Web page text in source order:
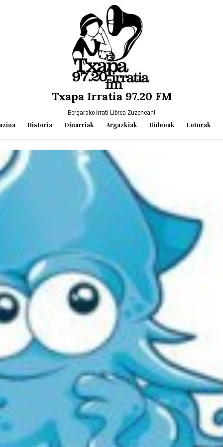
Txapa Irratia 97.20 FM
Bergarako Irrati Librea Zuzenean!
Historia Oinarriak Argazkiak Bideoak Loturak